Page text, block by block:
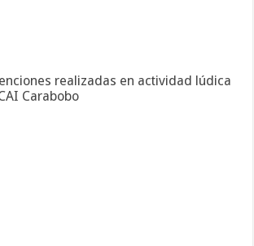
realizadas en actividad lúdica
Carabobo